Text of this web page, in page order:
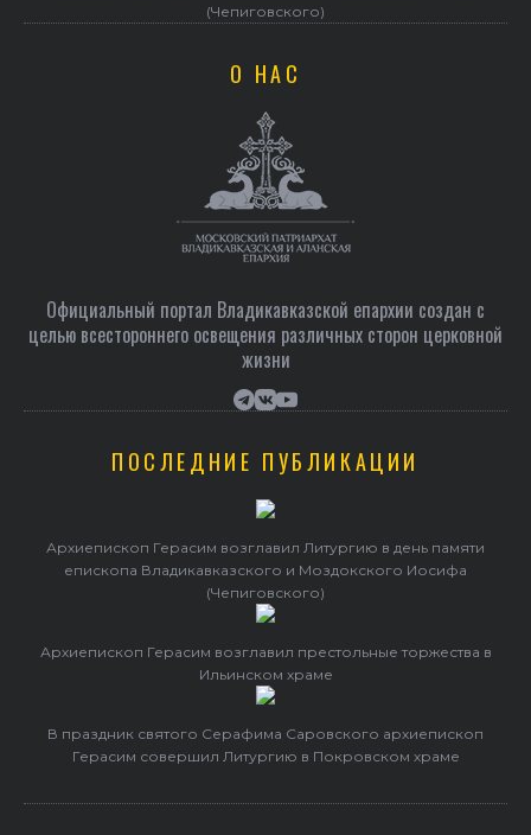
(Чепиговского)
О НАС
Официальный портал Владикавказской епархии создан c
целью всестороннего освещения различных сторон церковной
жизни
ПОСЛЕДНИЕ ПУБЛИКАЦИИ
Архиепископ Герасим возглавил Литургию в день памяти
епископа Владикавказского и Моздокского Иосифа
(Чепиговского)
Архиепископ Герасим возглавил престольные торжества в
Ильинском храме
В праздник святого Серафима Саровского архиепископ
Герасим совершил Литургию в Покровском храме